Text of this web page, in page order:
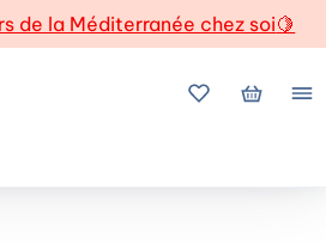
de la Méditerranée chez soi🍋
Mes favoris
Mon